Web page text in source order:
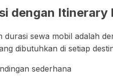
dengan Itinerary
sewa mobil adalah
dibutuhkan di setiap
sederhana